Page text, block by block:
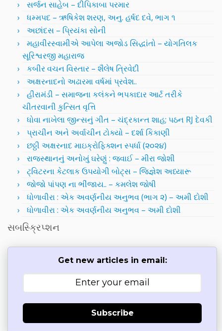
સર્જન સાહેબ – દીપિકાબા પરમાર
ધમ્મપદ – ઋષિકેશ શરણ, અનુ. હર્ષદ દવે, ભાગ ૧
અછાંદસ – પ્રિયંકા સોની
મહાવીરસ્વામીએ આપેલા અજોડ સિદ્ધાંતો – યોગતિલક
સૂરિશ્વરજી મહારાજ
કબીર વચન વિસ્તાર – શૈલેષ ત્રિવેદી
અક્ષરનાદનો અઢારમા વર્ષમાં પ્રવેશ..
હીરામંડી – સમાજના કલંકને ભપકાદાર આર્ટ તરીકે
ચીતરવાની કુત્સિત વૃત્તિ
ધોવા નાખેલા જીન્સનું ગીત – ચંદ્રકાન્ત શાહ; પઠન RJ દેવકી
પ્રાચીન અને અર્વાચીન ટોક્યો – દર્શા કિકાણી
છઠ્ઠી અક્ષરનાદ માઇક્રોફિક્શન સ્પર્ધા (૨૦૨૪)
રાજસ્થાનનું અનોખું ઘરેણું : જવાઈ – મીરા જોશી
ટ્વિટરના કેટલાક ઉપયોગી બોટ્સ – જિજ્ઞેશ અધ્યારૂ
જોજો પાંપણ ના ભીંજાય.. – કમલેશ જોષી
ધોળાવીરા : એક અવર્ણનીય અનુભવ (ભાગ ૨) – અમી દોશી
ધોળાવીરા : એક અવર્ણનીય અનુભવ – અમી દોશી
સબસ્ક્રિપ્શન
Get new articles in email:
Subscribe